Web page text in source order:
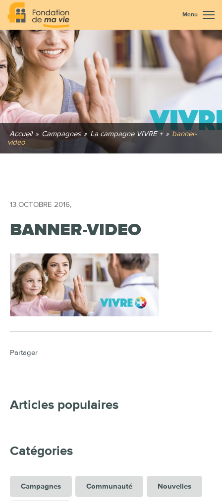
Menu
Accueil » Campagnes » La campagne VIVRE + » banner-
video
13 OCTOBRE 2016,
BANNER-VIDEO
Partager
Articles populaires
Catégories
Campagnes Communauté Nouvelles